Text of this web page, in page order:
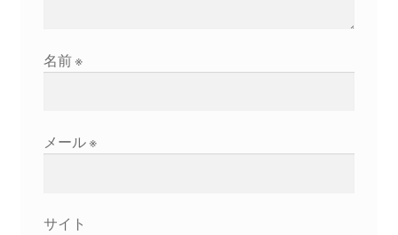
名前※
メール※
サイト